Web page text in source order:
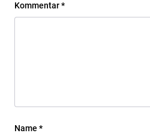
Kommentar*
Name *